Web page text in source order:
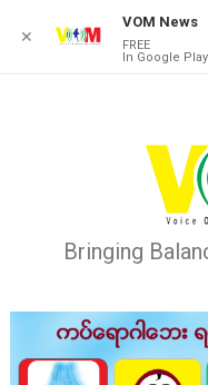
Bringing
✕
VOM News
FREE
In Google Play